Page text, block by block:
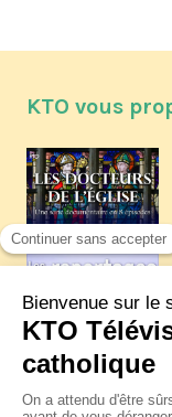
KTO vous